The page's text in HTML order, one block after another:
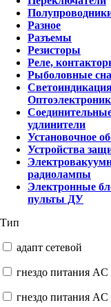
Разное
Разъемы
Резисторы
Реле,
Рыболовные
удлинители
Установочное
Устройства
радиолампы
Электронные
пульты ДУ
Тип
адапт сетевой
гнездо питания AC
гнездо питания AC